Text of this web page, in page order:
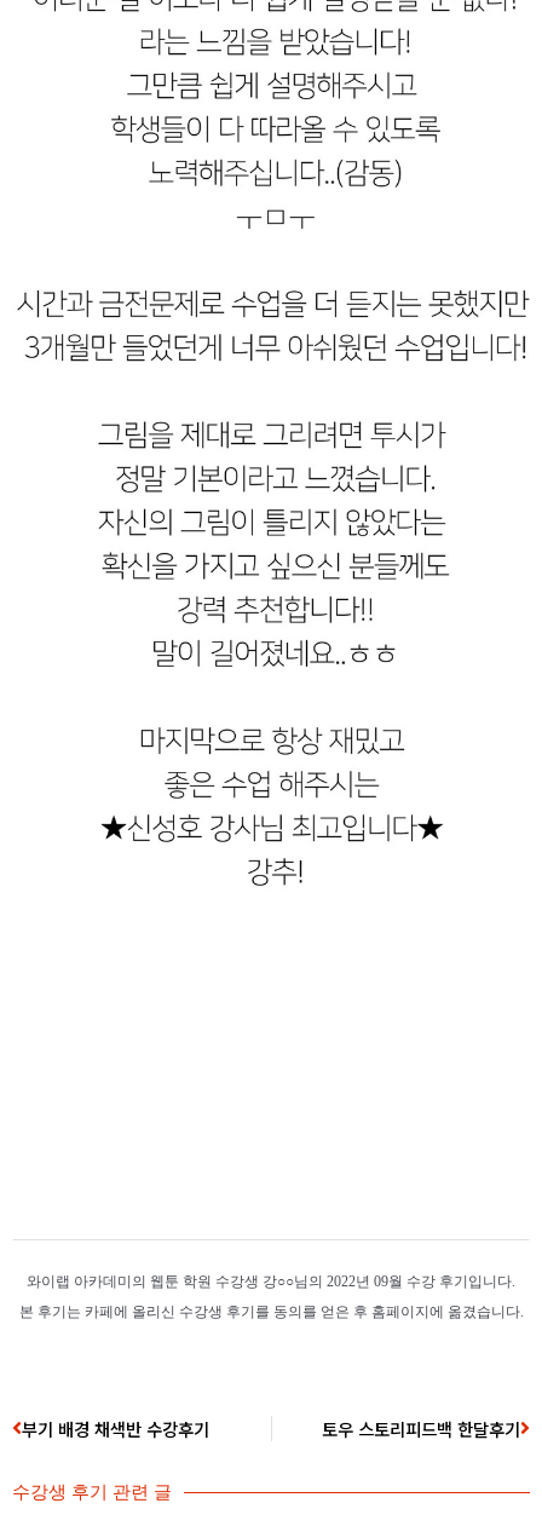
와이랩 아카데미의 웹툰 학원 수강생 강○○님의 2022년 09월 수강 후기입니다.
본 후기는 카페에 올리신 수강생 후기를 동의를 얻은 후 홈페이지에 옮겼습니다.
부기 배경 채색반 수강후기 토우 스토리피드백 한달후기
수강생 후기 관련 글